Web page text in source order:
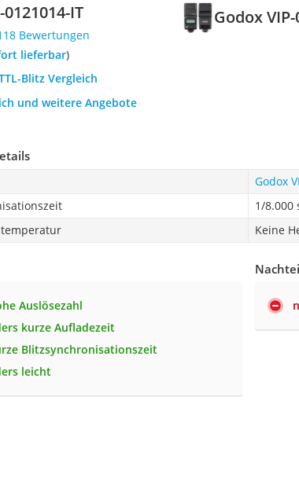
Godox
IT
Bewertungen
lieferbar)
Blitz Vergleich
und weitere Angebote
Godox
1/8.000
Keine
Auslösezahl
kurze Aufladezeit
Blitzsynchronisationszeit
leicht